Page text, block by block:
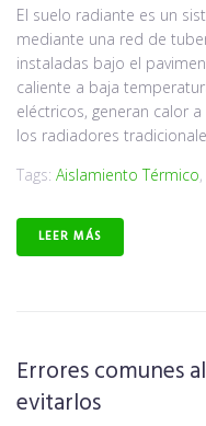
El suelo radiante es un
mediante una red de
instaladas bajo el
caliente a baja
eléctricos, generan calor
los radiadores
Tags: Aislamiento Térmico,
LEER MÁS
Errores comunes
evitarlos